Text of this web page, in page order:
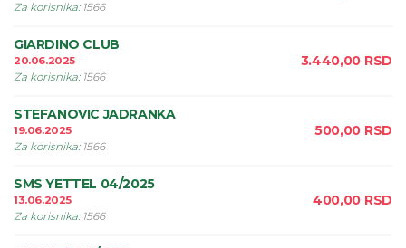
Za korisnika: 1566
GIARDINO CLUB
20.06.2025
Za korisnika: 1566
3.440,00 RSD
STEFANOVIC JADRANKA
19.06.2025
Za korisnika: 1566
500,00 RSD
SMS YETTEL 04/2025
13.06.2025
Za korisnika: 1566
400,00 RSD